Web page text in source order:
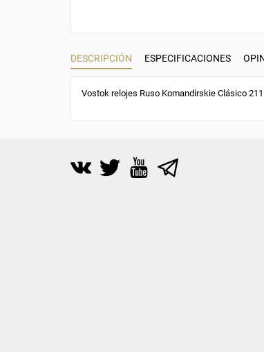
DESCRIPCIÓN ESPECIFICACIONES
Vostok relojes Ruso Komandirskie Clásico